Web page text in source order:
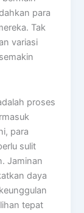
para
Tak
variasi
proses
para
sulit
Jaminan
daya
tepat